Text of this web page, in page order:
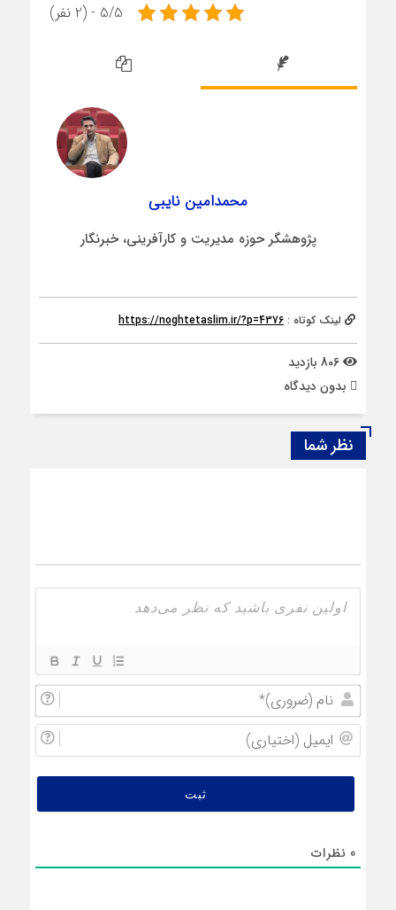
5/5 - (2 نفر)
محمدامین نایبی
پژوهشگر حوزه مدیریت و کارآفرینی، خبرنگار
لینک کوتاه : https://noghtetaslim.ir/?p=4376
بدون دیدگاه
نظر شما
0 نظرات